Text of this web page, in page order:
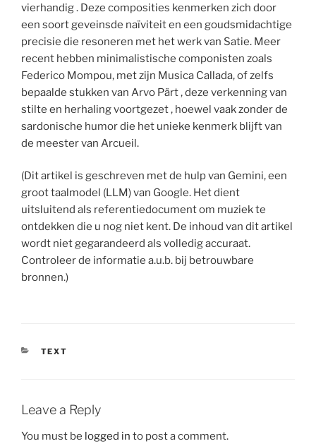
vierhandig . Deze composities kenmerken zich door
een soort geveinsde naïviteit en een goudsmidachtige
precisie die resoneren met het werk van Satie. Meer
recent hebben minimalistische componisten zoals
Federico Mompou, met zijn Musica Callada, of zelfs
bepaalde stukken van Arvo Pärt , deze verkenning van
stilte en herhaling voortgezet , hoewel vaak zonder de
sardonische humor die het unieke kenmerk blijft van
de meester van Arcueil.
(Dit artikel is geschreven met de hulp van Gemini, een
groot taalmodel (LLM) van Google. Het dient
uitsluitend als referentiedocument om muziek te
ontdekken die u nog niet kent. De inhoud van dit artikel
wordt niet gegarandeerd als volledig accuraat.
Controleer de informatie a.u.b. bij betrouwbare
bronnen.)
CATEGORIES
TEXT
Leave a Reply
You must be logged in to post a comment.